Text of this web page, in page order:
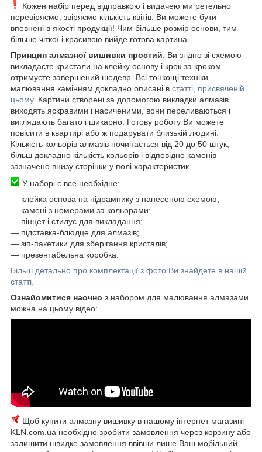
Кожен набір перед відправкою і видачею ми ретельно
перевіряємо, звіряємо кількість квітів. Ви можете бути
впевнені в якості продукції! Чим більше розмір основи, тим
більше чіткої і красивою вийде готова картина.
Принцип алмазної вишивки простий: Ви згідно зі схемою
викладаєте кристали на клейку основу і крок за кроком
отримуєте завершений шедевр. Всі тонкощі техніки
малювання камінням докладно описані в статті, присвяченій
цьому. Картини створені за допомогою викладки алмазів
виходять яскравими і насиченими, вони переливаються і
виглядають багато і шикарно. Готову роботу Ви можете
повісити в квартирі або ж подарувати близькій людині.
Кількість кольорів алмазів починається від 20 до 50 штук,
більш докладно кількість кольорів і відповідно каменів
зазначено внизу сторінки у полі характеристик.
У наборі є все необхідне:
― клейка основа на підрамнику з нанесеною схемою;
― камені з номерами за кольорами;
― пінцет і стилус для викладання;
― підставка-блюдце для алмазів;
― зіп-пакетики для зберігання кристалів;
― презентабельна коробка.
Більш детально про комплектації з фото Ви знайдете в нашій
статті.
Ознайомитися наочно з набором для малювання алмазами
можна на цьому відео:
Щоб купити алмазну вишивку в нашому інтернет магазині
KLN.com.ua необхідно зробити замовлення через корзину або
залишити швидке замовлення ввівши лише Ваш мобільний